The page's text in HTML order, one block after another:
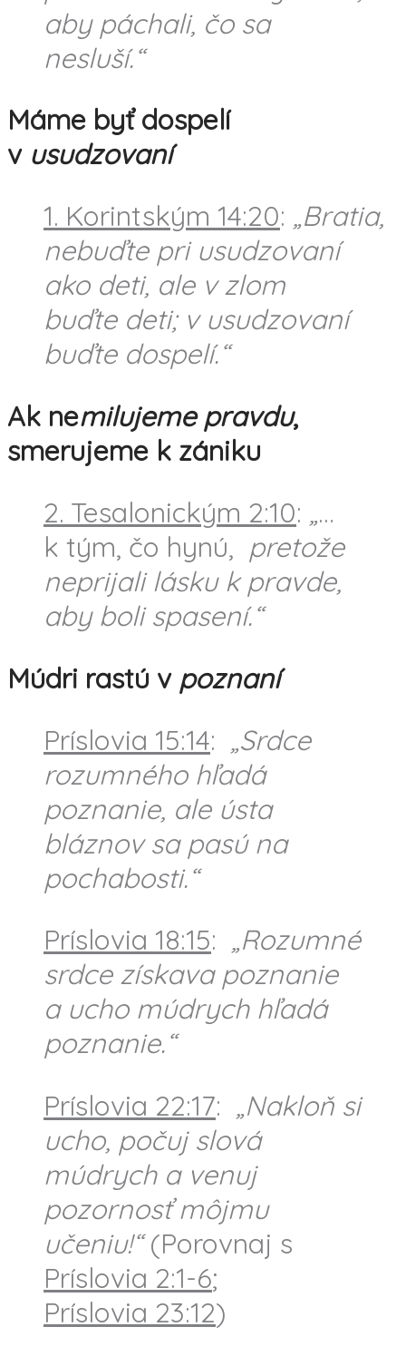
aby páchali, čo sa
nesluší.“
Máme byť dospelí
v usudzovaní
1. Korintským 14:20: „Bratia,
nebuďte pri usudzovaní
ako deti, ale v zlom
buďte deti; v usudzovaní
buďte dospelí.“
Ak nemilujeme pravdu,
smerujeme k zániku
2. Tesalonickým 2:10: „…
k tým, čo hynú, pretože
neprijali lásku k pravde,
aby boli spasení.“
Múdri rastú v poznaní
Príslovia 15:14: „Srdce
rozumného hľadá
poznanie, ale ústa
bláznov sa pasú na
pochabosti.“
Príslovia 18:15: „Rozumné
srdce získava poznanie
a ucho múdrych hľadá
poznanie.“
Príslovia 22:17: „Nakloň si
ucho, počuj slová
múdrych a venuj
pozornosť môjmu
učeniu!“(Porovnaj s
Príslovia 2:1-6;
Príslovia 23:12)